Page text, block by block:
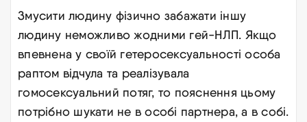
Змусити людину фізично забажати іншу
людину неможливо жодними гей-НЛП. Якщо
впевнена у своїй гетеросексуальності особа
раптом відчула та реалізувала
гомосексуальний потяг, то пояснення цьому
потрібно шукати не в особі партнера, а в собі.